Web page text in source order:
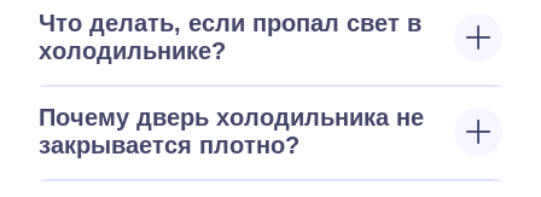
Что делать, если пропал свет в
холодильнике?
Почему дверь холодильника не
закрывается плотно?